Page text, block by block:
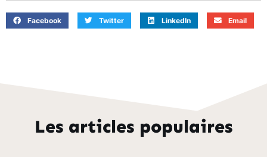
Facebook Twitter LinkedIn Email
Les articles populaires